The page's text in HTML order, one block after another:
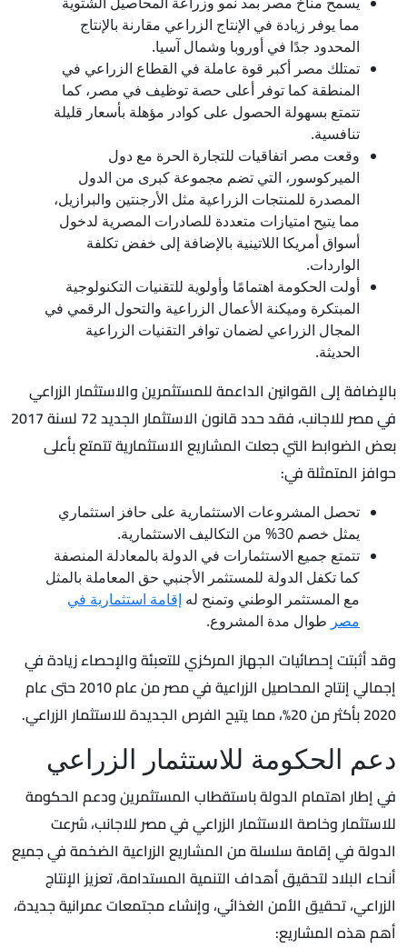
مما يوفر زيادة في الإنتاج الزراعي مقارنة بالإنتاج
المحدود جدًا في أوروبا وشمال آسيا.
تمتلك مصر أكبر قوة عاملة في القطاع الزراعي في
المنطقة كما توفر أعلى حصة توظيف في مصر، كما
تتمتع بسهولة الحصول على كوادر مؤهلة بأسعار قليلة
تنافسية.
وقعت مصر اتفاقيات للتجارة الحرة مع دول
الميركوسور، التي تضم مجموعة كبرى من الدول
المصدرة للمنتجات الزراعية مثل الأرجنتين والبرازيل،
مما يتيح امتيازات متعددة للصادرات المصرية لدخول
أسواق أمريكا اللاتينية بالإضافة إلى خفض تكلفة
الواردات.
أولت الحكومة اهتمامًا وأولوية للتقنيات التكنولوجية
المبتكرة وميكنة الأعمال الزراعية والتحول الرقمي في
المجال الزراعي لضمان توافر التقنيات الزراعية
الحديثة.
بالإضافة إلى القوانين الداعمة للمستثمرين والاستثمار الزراعي
في مصر للاجانب، فقد حدد قانون الاستثمار الجديد 72 لسنة 2017
بعض الضوابط التي جعلت المشاريع الاستثمارية تتمتع بأعلى
حوافز المتمثلة في:
تحصل المشروعات الاستثمارية على حافز استثماري
يمثل خصم 30% من التكاليف الاستثمارية.
تتمتع جميع الاستثمارات في الدولة بالمعادلة المنصفة
كما تكفل الدولة للمستثمر الأجنبي حق المعاملة بالمثل
مع المستثمر الوطني وتمنح له إقامة استثمارية في
مصر طوال مدة المشروع.
وقد أثبتت إحصائيات الجهاز المركزي للتعبئة والإحصاء زيادة في
إجمالي إنتاج المحاصيل الزراعية في مصر من عام 2010 حتى عام
2020 بأكثر من 20%، مما يتيح الفرص الجديدة للاستثمار الزراعي.
دعم الحكومة للاستثمار الزراعي
في إطار اهتمام الدولة باستقطاب المستثمرين ودعم الحكومة
للاستثمار وخاصة الاستثمار الزراعي في مصر للاجانب، شرعت
الدولة في إقامة سلسلة من المشاريع الزراعية الضخمة في جميع
أنحاء البلاد لتحقيق أهداف التنمية المستدامة، تعزيز الإنتاج
الزراعي، تحقيق الأمن الغذائي، وإنشاء مجتمعات عمرانية جديدة،
أهم هذه المشاريع: